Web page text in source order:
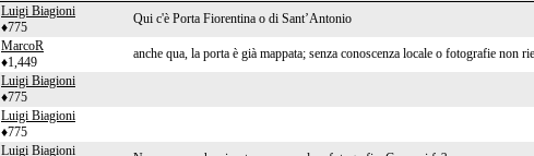
Luigi Biagioni
♦775
Qui c'è Porta Fiorentina o di Sant’Antonio
MarcoR
♦1,449
anche qua, la porta è già mappata; senza conoscenza locale o fotografie non
Luigi Biagioni
♦775
Luigi Biagioni
♦775
Luigi Biagioni